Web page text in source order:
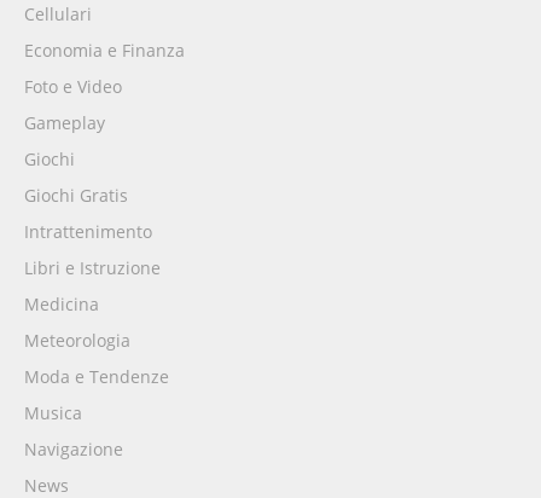
Cellulari
Economia e Finanza
Foto e Video
Gameplay
Giochi
Giochi Gratis
Intrattenimento
Libri e Istruzione
Medicina
Meteorologia
Moda e Tendenze
Musica
Navigazione
News